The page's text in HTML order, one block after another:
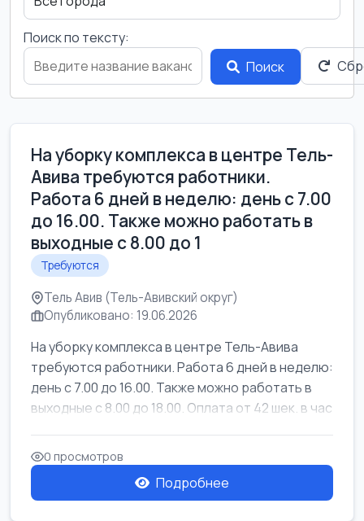
Поиск по тексту:
Поиск
На уборку комплекса в центре Тель-
Авива требуются работники.
Работа 6 дней в неделю: день с 7.00
до 16.00. Также можно работать в
выходные с 8.00 до 1
Требуются
Тель Авив (Тель-Авивский округ)
Опубликовано: 19.06.2026
На уборку комплекса в центре Тель-Авива
требуются работники. Работа 6 дней в неделю:
день с 7.00 до 16.00. Также можно работать в
выходные с 8.00 до 18.00. Оплата от 42 шек. в час
0 просмотров
Подробнее